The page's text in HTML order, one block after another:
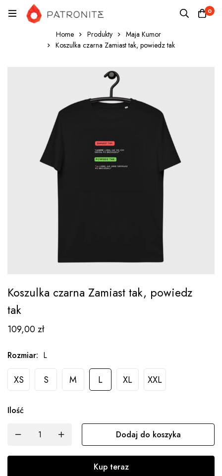
0
Home Produkty
Maja Kumor
Koszulka czarna Zamiast tak, powiedz tak
Koszulka czarna Zamiast tak, powiedz
tak
109,00zł
Rozmiar: L
XS S M L XL XXL
Ilość
Dodaj do koszyka
Kup teraz